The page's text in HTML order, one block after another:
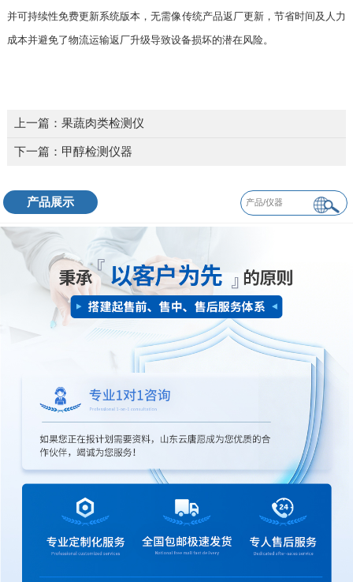
并可持续性免费更新系统版本，无需像传统产品返厂更新，节省时间及人力
成本并避免了物流运输返厂升级导致设备损坏的潜在风险。
上一篇： 果蔬肉类检测仪
下一篇： 甲醇检测仪器
产品展示